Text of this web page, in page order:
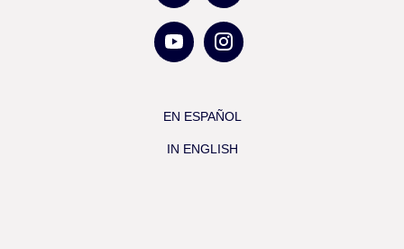
EN ESPAÑOL
IN ENGLISH